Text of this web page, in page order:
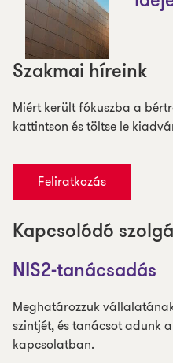
Szakmai híreink
Miért került fókuszba a
kattintson és töltse le
Feliratkozás
Kapcsolódó
NIS2-tanácsadás
Meghatározzuk
szintjét, és tanácsot adunk
kapcsolatban.